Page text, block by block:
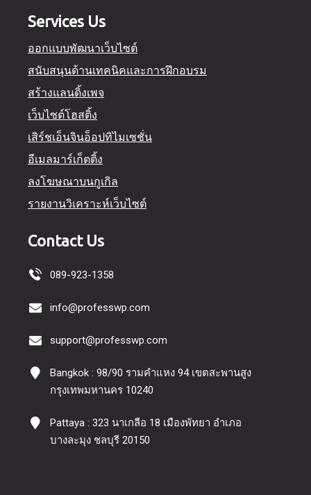
Services Us
ออกแบบพัฒนาเว็บไซต์
สนับสนุนด้านเทคนิคและการฝึกอบรม
สร้างแลนดิ้งเพจ
เว็บไซต์โฮสติ้ง
เสิร์ชเอ็นจินอ็อปทิไมเซชั่น
อีเมลมาร์เก็ตติ้ง
ลงโฆษณาบนกูเกิล
รายงานวิเคราะห์เว็บไซต์
Contact Us
089-923-1358
info@professwp.com
support@professwp.com
Bangkok : 98/90 รามคำแหง 94 เขตสะพานสูง
กรุงเทพมหานคร 10240
Pattaya : 323 นาเกลือ 18 เมืองพัทยา อำเภอ
บางละมุง ชลบุรี 20150